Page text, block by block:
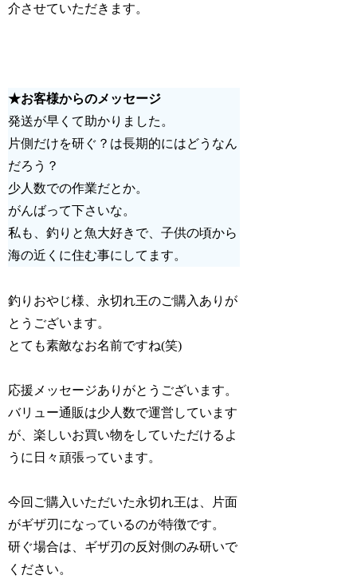
介させていただきます。
★お客様からのメッセージ
発送が早くて助かりました。
片側だけを研ぐ？は長期的にはどうなん
だろう？
少人数での作業だとか。
がんばって下さいな。
私も、釣りと魚大好きで、子供の頃から
海の近くに住む事にしてます。
釣りおやじ様、永切れ王のご購入ありが
とうございます。
とても素敵なお名前ですね(笑)
応援メッセージありがとうございます。
バリュー通販は少人数で運営しています
が、楽しいお買い物をしていただけるよ
うに日々頑張っています。
今回ご購入いただいた永切れ王は、片面
がギザ刃になっているのが特徴です。
研ぐ場合は、ギザ刃の反対側のみ研いで
ください。